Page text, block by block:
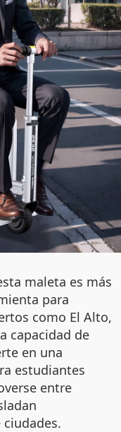
maleta es más
para
como El Alto,
capacidad de
en una
estudiantes
entre